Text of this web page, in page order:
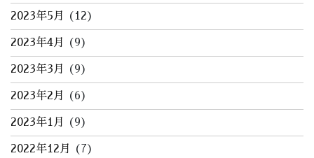
2023年5月 (12)
2023年4月 (9)
2023年3月 (9)
2023年2月 (6)
2023年1月 (9)
2022年12月 (7)